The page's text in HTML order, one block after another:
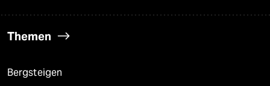
Themen
Bergsteigen